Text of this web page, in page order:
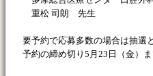
重松 司朗 先生
要予約で応募多数の場合は抽選
予約の締め切り5月23日（金）ま